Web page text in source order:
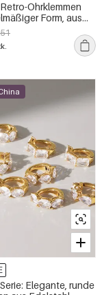
Ohrklemmen
Form, aus
Edelstahl in
Zirkonia
Elegante, runde